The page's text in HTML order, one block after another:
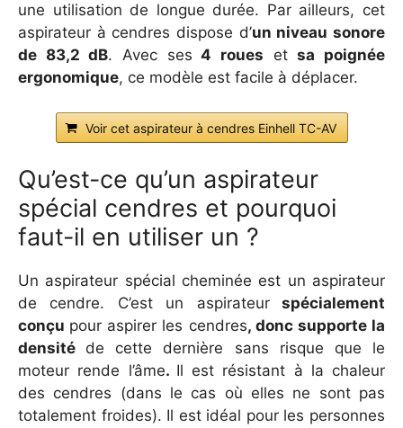
une utilisation de longue durée. Par ailleurs, cet
aspirateur à cendres dispose d’un niveau sonore
de 83,2 dB. Avec ses 4 roues etsa poignée
ergonomique, ce modèle est facile à déplacer.
Voir cet aspirateur à cendres Einhell TC-AV
Qu’est-ce qu’un aspirateur
spécial cendres et pourquoi
faut-il en utiliser un ?
Un aspirateur spécial cheminée est un aspirateur
de cendre. C’est un aspirateurspécialement
conçu pour aspirer les cendres, donc supporte la
densité de cette dernière sans risque que le
moteur rende l’âme. Il est résistant à la chaleur
des cendres (dans le cas où elles ne sont pas
totalement froides). Il est idéal pour les personnes